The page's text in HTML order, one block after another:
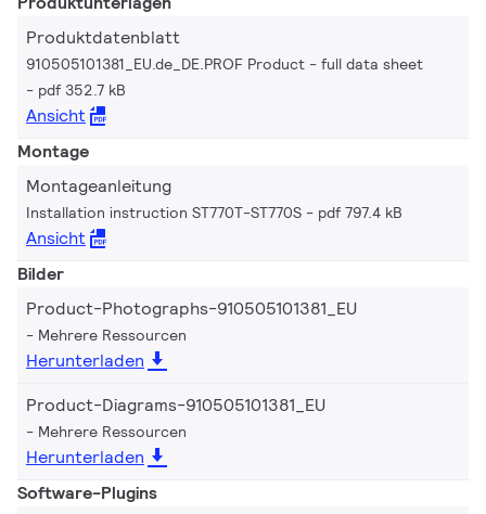
Produktdatenblatt
910505101381_EU.de_DE.PROF Product - full data sheet
pdf 352.7 kB
Ansicht
Montage
Montageanleitung
Installation instruction ST770T-ST770S pdf 797.4 kB
Ansicht
Bilder
Product-Photographs-910505101381_EU
Mehrere Ressourcen
Herunterladen
Product-Diagrams-910505101381_EU
Mehrere Ressourcen
Herunterladen
Software-Plugins